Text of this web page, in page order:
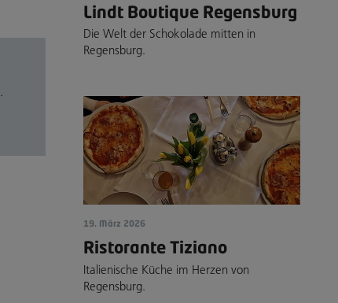
Lindt Boutique Regensburg
Die Welt der Schokolade mitten in
Regensburg.
19. März 2026
Ristorante Tiziano
Italienische Küche im Herzen von
Regensburg.